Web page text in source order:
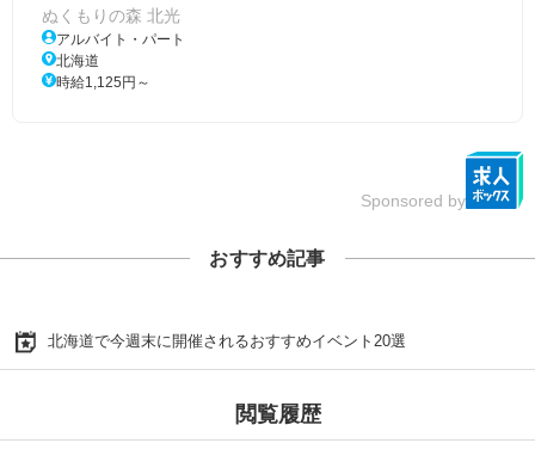
ぬくもりの森 北光
アルバイト・パート
北海道
時給1,125円～
Sponsored by
おすすめ記事
北海道で今週末に開催されるおすすめイベント20選
閲覧履歴